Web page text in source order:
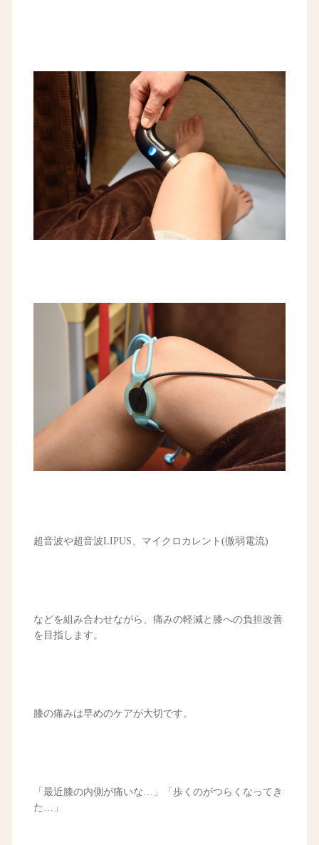
超音波や超音波LIPUS、マイクロカレント(微弱電流)
などを組み合わせながら、痛みの軽減と膝への負担改善
を目指します。
膝の痛みは早めのケアが大切です。
「最近膝の内側が痛いな…」「歩くのがつらくなってき
た…」